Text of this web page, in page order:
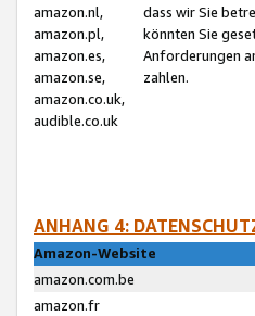
amazon.nl,
amazon.pl,
amazon.es,
amazon.se,
amazon.co.uk,
audible.co.uk
dass wir Sie
könnten Sie
Anforderungen
zahlen.
ANHANG 4:
Amazon-Website
amazon.com.be
amazon.fr